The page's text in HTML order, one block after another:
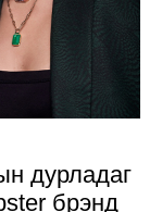
дурладаг
брэнд